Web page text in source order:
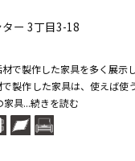
ー 3丁目3-18
で製作した家具を多く展示
製作した家具は、使えば使
家具...続きを読む